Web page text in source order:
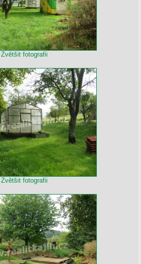
Zvětšit fotografii
Zvětšit fotografii